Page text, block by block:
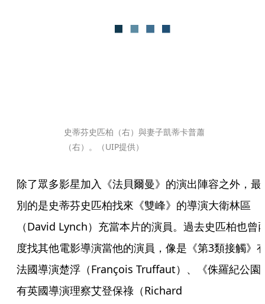
史蒂芬史匹柏（右）與妻子凱蒂卡普蕭
（右）。（UIP提供）
除了眾多影星加入《法貝爾曼》的演出陣容之外，最
別的是史蒂芬史匹柏找來《雙峰》的導演大衛林區
（David Lynch）充當本片的演員。過去史匹柏也曾
度找其他電影導演當他的演員，像是《第3類接觸》
法國導演楚浮（François Truffaut）、《侏羅紀公園
有英國導演理察艾登保祿（Richard